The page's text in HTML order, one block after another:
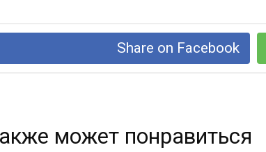
Share on Facebook
может понравиться